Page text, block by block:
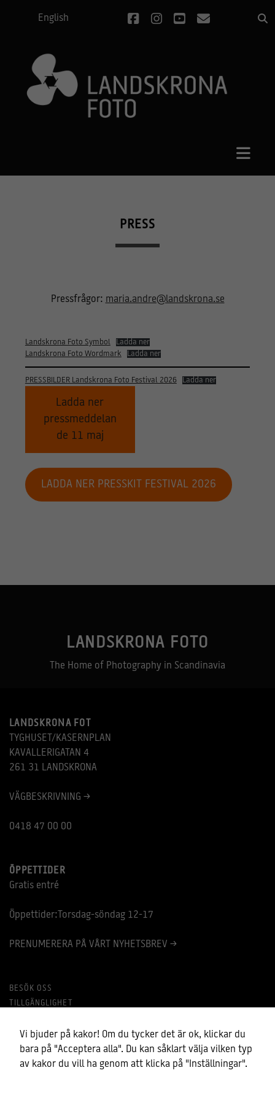
English facebook
instagram
youtube
e-
PRESS
Pressfrågor: maria.andre@landskrona.se
Landskrona Foto Symbol
Ladda ner
Landskrona Foto Wordmark
Ladda ner
PRESSBILDER Landskrona Foto Festival 2026 Ladda ner
Ladda ner
pressmeddelan
de 11 maj
LADDA NER PRESSKIT FESTIVAL 2026
LANDSKRONA FOTO
The Home of Photography in Scandinavia
LANDSKRONA FOT
TYGHUSET/KASERNPLAN
KAVALLERIGATAN 4
261 31 LANDSKRONA
VÄGBESKRIVNING >
0418 47 00 00
ÖPPETTIDER
Gratis entré
Öppettider:Torsdag-söndag 12-17
PRENUMERERA PÅ VÅRT NYHETSBREV >
BESÖK OSS
TILLGÄNGLIGHET
BEHANDLING AV PERSONUPPGIFTER
Vi bjuder på kakor! Om du tycker det är ok, klickar du
bara på "Acceptera alla". Du kan såklart välja vilken typ
av kakor du vill ha genom att klicka på "Inställningar".